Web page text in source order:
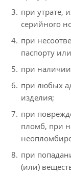
при утрате,
серийного
при
паспорту
при
при любых
изделия;
при
пломб, при
при
(или)